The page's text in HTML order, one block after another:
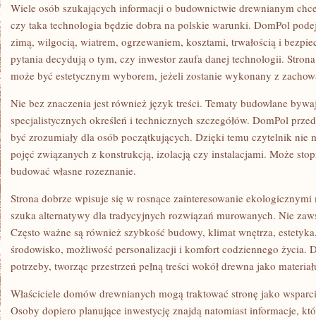
Wiele osób szukających informacji o budownictwie drewnianym
czy taka technologia będzie dobra na polskie warunki. DomPol
zimą, wilgocią, wiatrem, ogrzewaniem, kosztami, trwałością i
pytania decydują o tym, czy inwestor zaufa danej technologii.
może być estetycznym wyborem, jeżeli zostanie wykonany z
Nie bez znaczenia jest również język treści. Tematy budowlane
specjalistycznych określeń i technicznych szczegółów. DomPol
być zrozumiały dla osób początkujących. Dzięki temu czytelnik nie
pojęć związanych z konstrukcją, izolacją czy instalacjami. Może
budować własne rozeznanie.
Strona dobrze wpisuje się w rosnące zainteresowanie ekologicznymi
szuka alternatywy dla tradycyjnych rozwiązań murowanych. Nie
Często ważne są również szybkość budowy, klimat wnętrza,
środowisko, możliwość personalizacji i komfort codziennego życia.
potrzeby, tworząc przestrzeń pełną treści wokół drewna jako
Właściciele domów drewnianych mogą traktować stronę jako
Osoby dopiero planujące inwestycję znajdą natomiast informacje,